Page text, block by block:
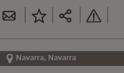
Navarra, Navarra